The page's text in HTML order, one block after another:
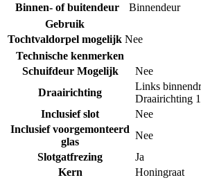
Binnen- of buitendeur
Binnendeur
Gebruik
Tochtvaldorpel mogelijk Nee
Technische kenmerken
Schuifdeur Mogelijk
Nee
Draairichting
Links
Draairichting
Inclusief slot
Nee
Inclusief voorgemonteerd
glas
Nee
Slotgatfrezing
Ja
Kern
Honingraat